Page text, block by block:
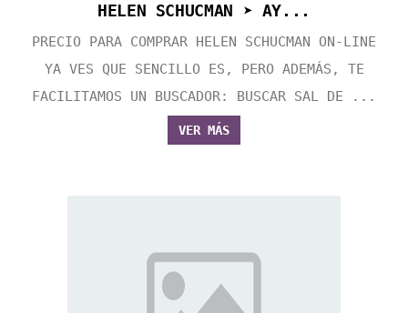
HELEN SCHUCMAN ➤ AY...
PRECIO PARA COMPRAR HELEN SCHUCMAN ON-LINE
YA VES QUE SENCILLO ES, PERO ADEMÁS, TE
FACILITAMOS UN BUSCADOR: BUSCAR SAL DE ...
VER MÁS